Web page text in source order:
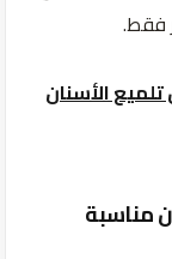
فقط.
الأسنان
مناسبة